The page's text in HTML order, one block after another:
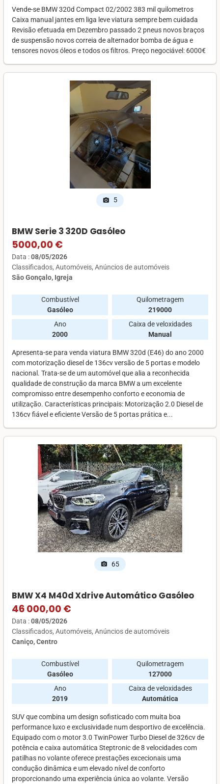
Vende-se BMW 320d Compact 02/2002 383 mil quilometros
Caixa manual jantes em liga leve viatura sempre bem cuidada
Revisão efetuada em Dezembro passado 2 pneus novos braços
de suspensão novos correia de alternador bomba de água e
tensores novos óleos e todos os filtros. Preço negociável: 6000€
photo_camera 5
BMW Serie 3 320D Gasóleo
5000,00 €
Data :08/05/2026
Classificados Automóveis Anúncios de automóveis
São Gonçalo, Igreja
Combustível
Gasóleo
Quilometragem
219000
Ano
2000
Caixa de veloxidades
Manual
Apresenta-se para venda viatura BMW 320d (E46) do ano 2000
com motorização diesel de 136cv versão de 5 portas e modelo
nacional. Trata-se de um automóvel que alia a reconhecida
qualidade de construção da marca BMW a um excelente
compromisso entre desempenho conforto e economia de
utilização. Características principais: Motorização 2.0 Diesel de
136cv fiável e eficiente Versão de 5 portas prática e...
photo_camera 65
BMW X4 M40d Xdrive Automático Gasóleo
46 000,00 €
Data :08/05/2026
Classificados Automóveis Anúncios de automóveis
Caniço, Centro
Combustível
Gasóleo
Quilometragem
127000
Ano
2019
Caixa de veloxidades
Automática
SUV que combina um design sofisticado com muita boa
performance luxo e exclusividade num desportivo de excelência.
Equipado com o motor 3.0 TwinPower Turbo Diesel de 326cv de
potência e caixa automática Steptronic de 8 velocidades com
patilhas no volante oferece prestações excecionais uma
condução dinâmica e um elevado nível de conforto
proporcionando uma experiência única ao volante. Versão